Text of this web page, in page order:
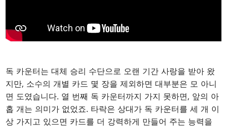
독 카운터는 대체 승리 수단으로 오랜 기간 사랑을 받아 왔
지만, 소수의 개별 카드 몇 장을 제외하면 대부분은 모 아니
면 도였습니다. 열 번째 독 카운터까지 가지 못하면, 앞의 아
홉 개는 의미가 없었죠. 타락은 상대가 독 카운터를 세 개 이
상 가지고 있으면 카드를 더 강력하게 만들어 주는 능력을